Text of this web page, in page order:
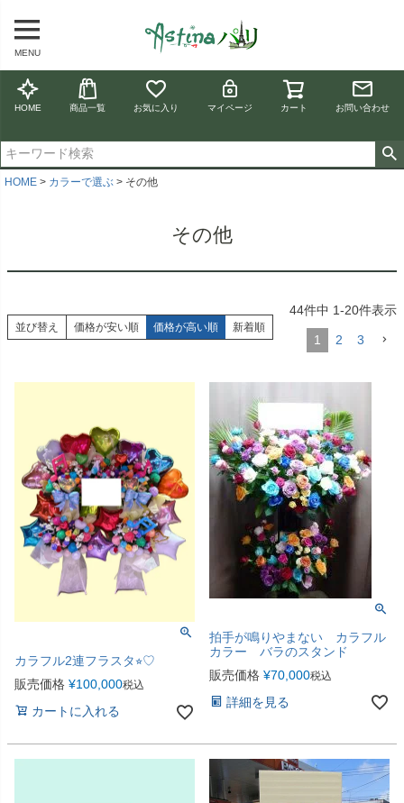
MENU
HOME 商品一覧 お気に入り マイページ カート お問い合わせ
HOME カラーで選ぶ その他
その他
並び替え 価格が安い順 価格が高い順 新着順
44件中 1-20件表示
1 2 3
カラフル2連フラスタ⭐︎♡
販売価格 ¥100,000税込
カートに入れる
拍手が鳴りやまない カラフル
カラー バラのスタンド
販売価格 ¥70,000税込
詳細を見る